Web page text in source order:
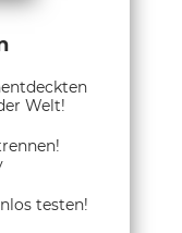
Welt!
testen!